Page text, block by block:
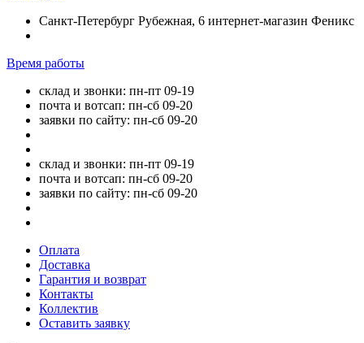
Санкт-Петербург Рубежная, 6 интернет-магазин Феникс
Время работы
склад и звонки: пн-пт 09-19
почта и вотсап: пн-сб 09-20
заявки по сайту: пн-сб 09-20
склад и звонки: пн-пт 09-19
почта и вотсап: пн-сб 09-20
заявки по сайту: пн-сб 09-20
Оплата
Доставка
Гарантия и возврат
Контакты
Коллектив
Оставить заявку